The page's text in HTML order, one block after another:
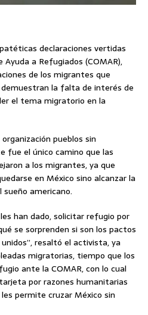
declaraciones vertidas
a Refugiados (COMAR),
de los migrantes que
la falta de interés de
el tema migratorio en la
pueblos sin
fue el único camino que las
a los migrantes, ya que
en México sino alcanzar la
americano.
han dado, solicitar refugio por
se sorprenden si son los pactos
resaltó el activista, ya
migratorias, tiempo que los
ante la COMAR, con lo cual
por razones humanitarias
permite cruzar México sin